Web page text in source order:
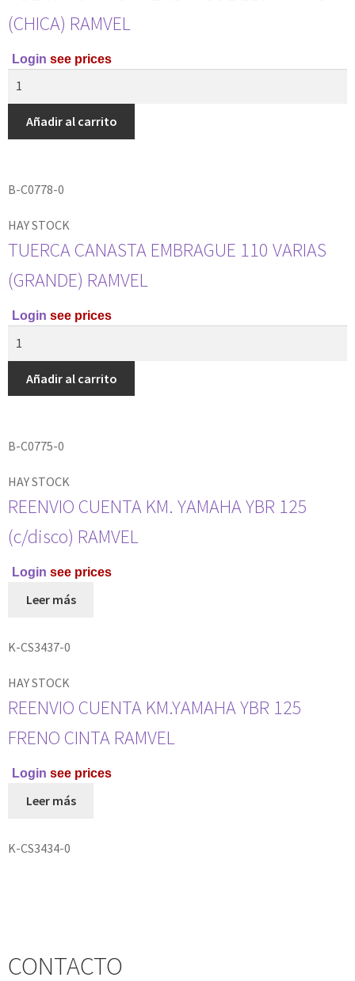
B-C0778-0
(CHICA) RAMVEL
Login see prices
Añadir al carrito
B-C0775-0
HAY STOCK
TUERCA CANASTA EMBRAGUE 110 VARIAS
(GRANDE) RAMVEL
Login see prices
Añadir al carrito
K-CS3437-0
HAY STOCK
REENVIO CUENTA KM. YAMAHA YBR 125
(c/disco) RAMVEL
Login see prices
Leer más
K-CS3434-0
HAY STOCK
REENVIO CUENTA KM.YAMAHA YBR 125
FRENO CINTA RAMVEL
Login see prices
Leer más
CONTACTO